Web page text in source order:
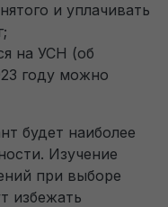
и уплачивать
на УСН (об
году можно
будет наиболее
Изучение
при выборе
избежать
(по
на обработку